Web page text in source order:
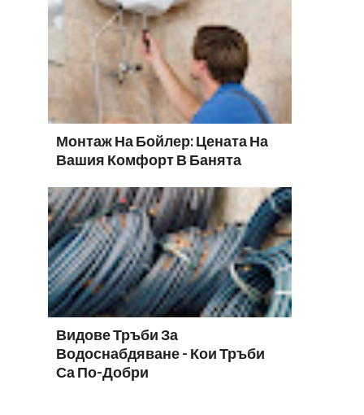
Монтаж На Бойлер: Цената На
Вашия Комфорт В Банята
Видове Тръби За
Водоснабдяване - Кои Тръби
Са По-Добри